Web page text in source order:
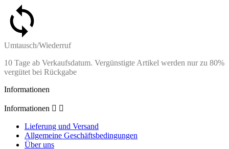
Umtausch/Wiederruf
10 Tage ab Verkaufsdatum. Vergünstigte Artikel werden nur zu 80%
vergütet bei Rückgabe
Informationen
Informationen  
Lieferung und Versand
Allgemeine Geschäftsbedingungen
Über uns